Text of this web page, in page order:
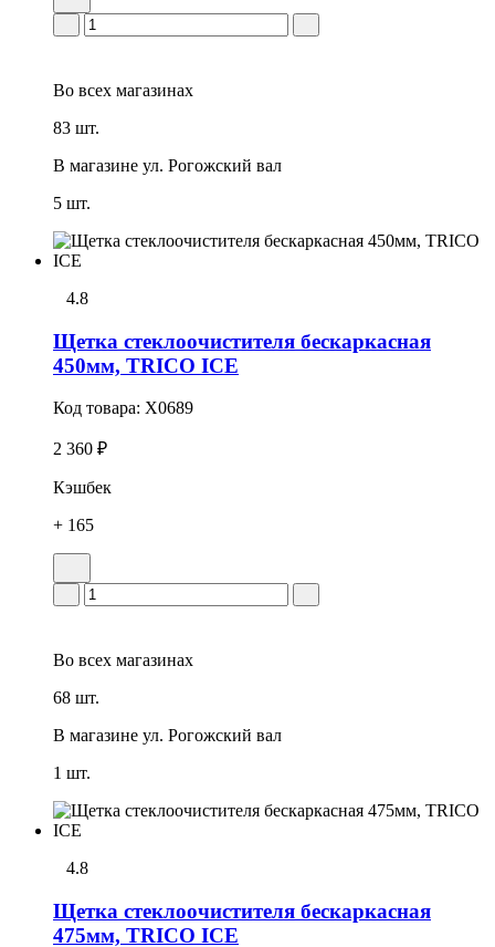
Во всех магазинах
83 шт.
В магазине ул. Рогожский вал
5 шт.
4.8
Щетка стеклоочистителя бескаркасная
450мм, TRICO ICE
Код товара: X0689
2 360 ₽
Кэшбек
+ 165
Во всех магазинах
68 шт.
В магазине ул. Рогожский вал
1 шт.
4.8
Щетка стеклоочистителя бескаркасная
475мм, TRICO ICE